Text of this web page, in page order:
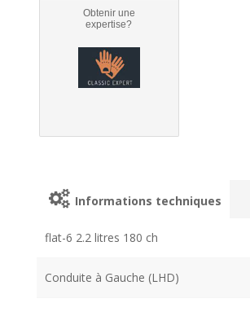
Obtenir une
expertise?
Informations techniques
flat-6 2.2 litres 180 ch
Conduite à Gauche (LHD)